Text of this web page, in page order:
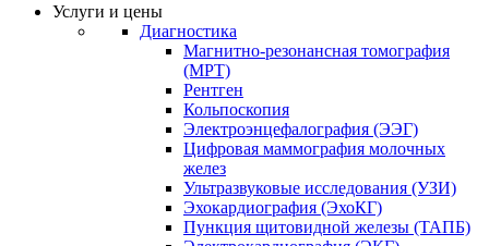
Услуги и цены
Диагностика
Магнитно-резонансная томография
(МРТ)
Рентген
Кольпоскопия
Электроэнцефалография (ЭЭГ)
Цифровая маммография молочных
желез
Ультразвуковые исследования (УЗИ)
Эхокардиография (ЭхоКГ)
Пункция щитовидной железы (ТАПБ)